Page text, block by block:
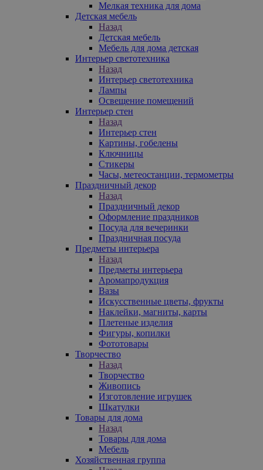
Мелкая техника для дома
Детская мебель
Назад
Детская мебель
Мебель для дома детская
Интерьер светотехника
Назад
Интерьер светотехника
Лампы
Освещение помещений
Интерьер стен
Назад
Интерьер стен
Картины, гобелены
Ключницы
Стикеры
Часы, метеостанции, термометры
Праздничный декор
Назад
Праздничный декор
Оформление праздников
Посуда для вечеринки
Праздничная посуда
Предметы интерьера
Назад
Предметы интерьера
Аромапродукция
Вазы
Искусственные цветы, фрукты
Наклейки, магниты, карты
Плетеные изделия
Фигуры, копилки
Фототовары
Творчество
Назад
Творчество
Живопись
Изготовление игрушек
Шкатулки
Товары для дома
Назад
Товары для дома
Мебель
Хозяйственная группа